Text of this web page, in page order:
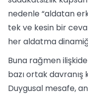
nedenle “aldatan
tek ve kesin bir
her aldatma
Buna rağmen
bazı ortak davranış
Duygusal mesafe,